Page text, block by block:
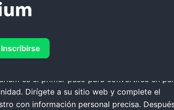
InscribirseRegístrate
es el primer paso para convertirse en
Dirígete a su sitio web y complete el
con información personal precisa.